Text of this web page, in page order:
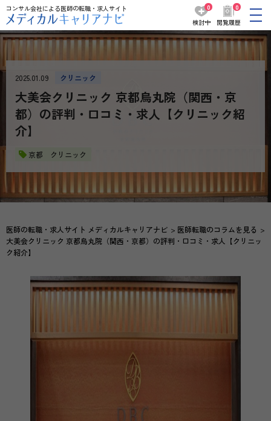
コンサル会社による医師の転職・求人サイト
0
検討中
0
閲覧履歴
2025.01.09 クリニック
大美会クリニック 京都烏丸院（関西・京
都）の評判・口コミ・求人【クリニック紹
介】
京都 クリニック
医師の転職・求人サイト メディカルキャリアナビ
医師転職のコラムを見る
大美会クリニック 京都烏丸院（関西・京都）の評判・口コミ・求人【クリニッ
ク紹介】